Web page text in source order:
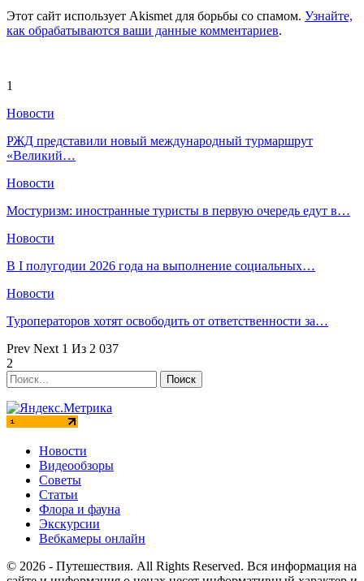
Этот сайт использует Akismet для борьбы со спамом. Узнайте,
как обрабатываются ваши данные комментариев.
1
Новости
РЖД представили новый международный турмаршрут
«Великий…
Новости
Мостуризм: иностранные туристы в первую очередь едут в…
Новости
В I полугодии 2026 года на выполнение социальных…
Новости
Туроператоров хотят освободить от ответственности за…
Prev Next 1 Из 2 037
2
Новости
Видеообзоры
Советы
Статьи
Флора и фауна
Экскурсии
Вебкамеры онлайн
© 2026 - Путешествия. All Rights Reserved. Вся информация на